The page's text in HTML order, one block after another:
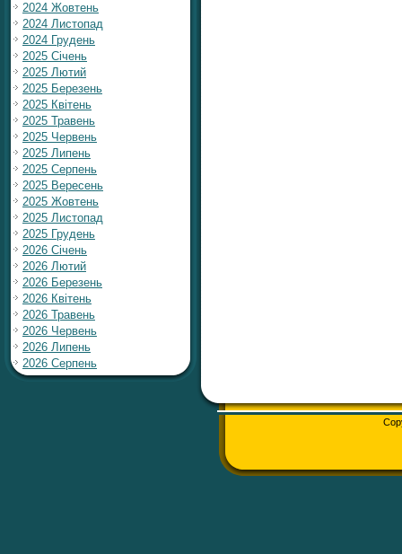
2024 Жовтень
2024 Листопад
2024 Грудень
2025 Січень
2025 Лютий
2025 Березень
2025 Квітень
2025 Травень
2025 Червень
2025 Липень
2025 Серпень
2025 Вересень
2025 Жовтень
2025 Листопад
2025 Грудень
2026 Січень
2026 Лютий
2026 Березень
2026 Квітень
2026 Травень
2026 Червень
2026 Липень
2026 Серпень